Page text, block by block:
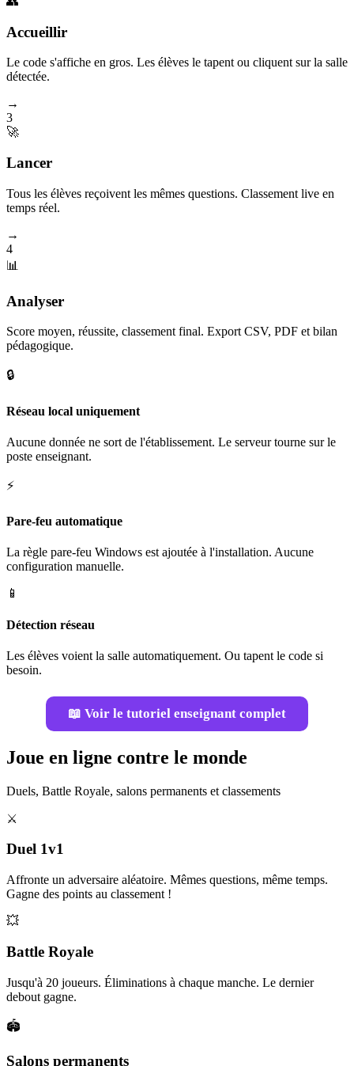
Accueillir
Le code s'affiche en gros. Les élèves le tapent ou cliquent sur la salle
détectée.
→
3
🚀
Lancer
Tous les élèves reçoivent les mêmes questions. Classement live en
temps réel.
→
4
📊
Analyser
Score moyen, réussite, classement final. Export CSV, PDF et bilan
pédagogique.
🔒
Réseau local uniquement
Aucune donnée ne sort de l'établissement. Le serveur tourne sur le
poste enseignant.
⚡
Pare-feu automatique
La règle pare-feu Windows est ajoutée à l'installation. Aucune
configuration manuelle.
📱
Détection réseau
Les élèves voient la salle automatiquement. Ou tapent le code si
besoin.
📖 Voir le tutoriel enseignant complet
Joue en ligne contre le monde
Duels, Battle Royale, salons permanents et classements
⚔️
Duel 1v1
Affronte un adversaire aléatoire. Mêmes questions, même temps.
Gagne des points au classement !
💥
Battle Royale
Jusqu'à 20 joueurs. Éliminations à chaque manche. Le dernier
debout gagne.
🏟️
Salons permanents